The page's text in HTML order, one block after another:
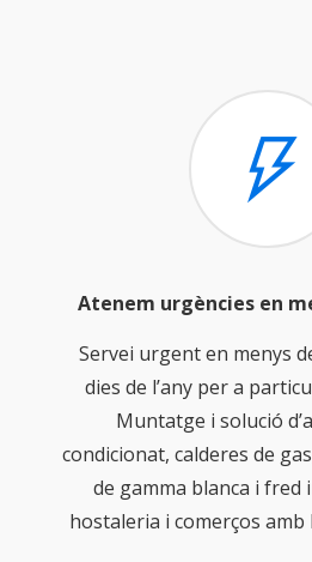
Atenem urgències en
Servei urgent en menys
dies de l’any per a
Muntatge i solució
condicionat, calderes de
de gamma blanca i fred
hostaleria i comerços